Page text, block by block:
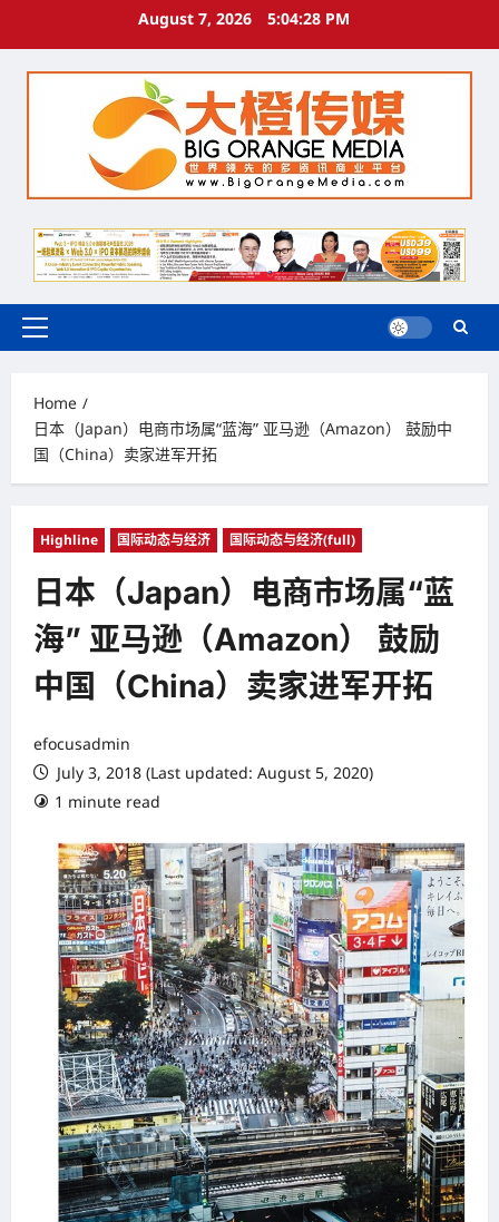
August 7, 2026 5:04:29 PM
Primary
Home
日本（Japan）电商市场属“蓝海” 亚马逊（Amazon） 鼓励中
国（China）卖家进军开拓
Highline 国际动态与经济 国际动态与经济(full)
日本（Japan）电商市场属“蓝
海” 亚马逊（Amazon） 鼓励
中国（China）卖家进军开拓
efocusadmin
July 3, 2018 (Last updated: August 5, 2020)
1 minute read